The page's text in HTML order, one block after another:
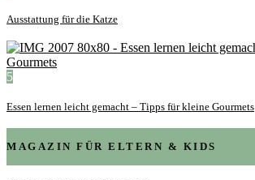
Ausstattung für die Katze
5
Essen lernen leicht gemacht – Tipps für kleine Gourmets
MAGAZIN FÜR ELTERN & KIDS